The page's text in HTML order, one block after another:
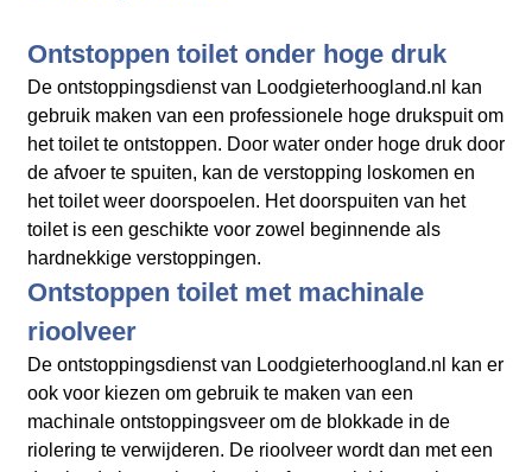
Ontstoppen toilet onder hoge druk
De ontstoppingsdienst van Loodgieterhoogland.nl kan
gebruik maken van een professionele hoge drukspuit om
het toilet te ontstoppen. Door water onder hoge druk door
de afvoer te spuiten, kan de verstopping loskomen en
het toilet weer doorspoelen. Het doorspuiten van het
toilet is een geschikte voor zowel beginnende als
hardnekkige verstoppingen.
Ontstoppen toilet met machinale
rioolveer
De ontstoppingsdienst van Loodgieterhoogland.nl kan er
ook voor kiezen om gebruik te maken van een
machinale ontstoppingsveer om de blokkade in de
riolering te verwijderen. De rioolveer wordt dan met een